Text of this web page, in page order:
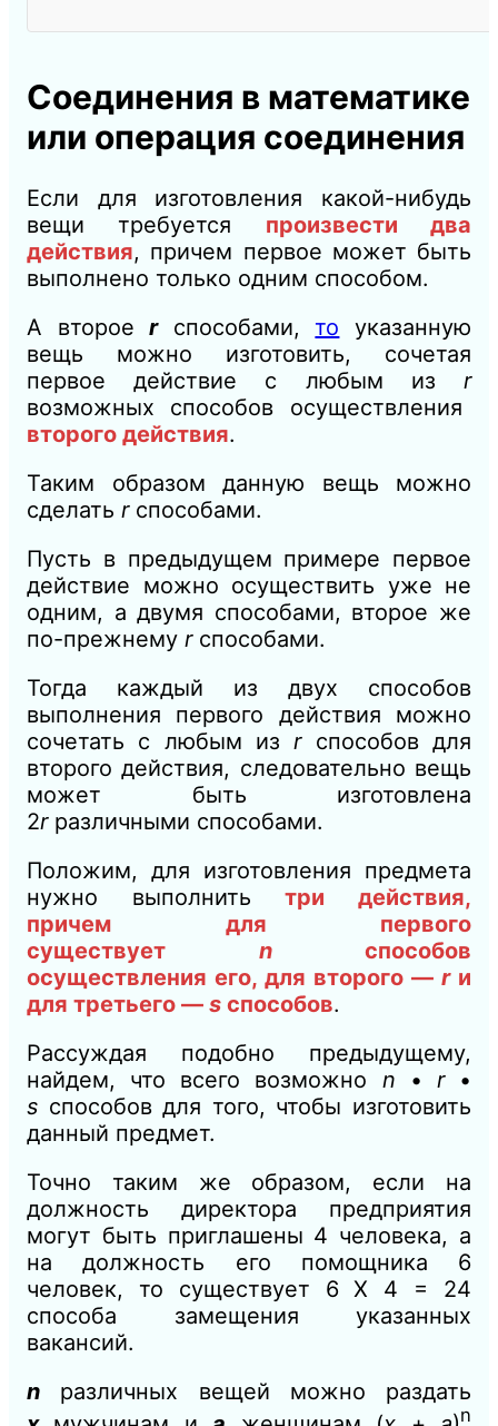
Соединения в математике
или операция соединения
Если для изготовления какой-нибудь
вещи требуется произвести два
действия, причем первое может быть
выполнено только одним способом.
А второеrспособами, то указанную
вещь можно изготовить, сочетая
первое действие с любым из r
возможных способов осуществления
второго действия.
Таким образом данную вещь можно
сделать rспособами.
Пусть в предыдущем примере первое
действие можно осуществить уже не
одним, а двумя способами, второе же
по-прежнему rспособами.
Тогда каждый из двух способов
выполнения первого действия можно
сочетать с любым изrспособов для
второго действия, следовательно вещь
может быть изготовлена
2r различными способами.
Положим, для изготовления предмета
нужно выполнитьтри действия,
причем для первого
существует nспособов
осуществления его, для второго — rи
для третьего — s способов.
Рассуждая подобно предыдущему,
найдем, что всего возможно n • r•
s способов для того, чтобы изготовить
данный предмет.
Точно таким же образом, если на
должность директора предприятия
могут быть приглашены 4 человека, а
на должность его помощника 6
человек, то существует 6 X 4 = 24
способа замещения указанных
вакансий.
n различных вещей можно раздать
n